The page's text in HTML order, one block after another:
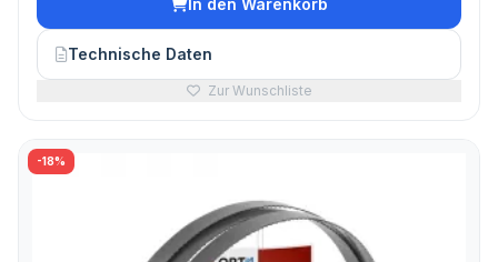
In den Warenkorb
Technische Daten
Zur Wunschliste
-18%